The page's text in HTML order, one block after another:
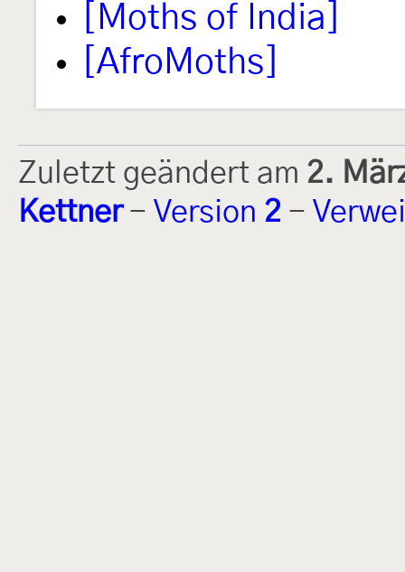
[Moths of India]
[AfroMoths]
Zuletzt geändert am 2.
Kettner- Version 2 -